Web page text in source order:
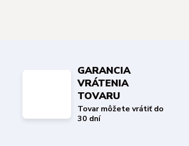
GARANCIA
VRÁTENIA
TOVARU
Tovar môžete vrátiť do
30 dní